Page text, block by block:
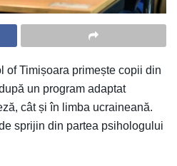
of Timișoara primește copii din
un program adaptat
cât și în limba ucraineană.
sprijin din partea psihologului